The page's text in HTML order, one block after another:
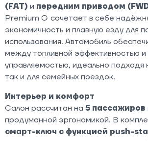
(FAT) и передним приводом
Premium G сочетает в себе
экономичность и плавную езду для
использования. Автомобиль
между топливной эффективностью
управляемостью, идеально подходя
так и для семейных поездок.
Интерьер и комфорт
Салон рассчитан на 5 пассажиров
продуманной эргономикой. В
смарт-ключ с функцией push-